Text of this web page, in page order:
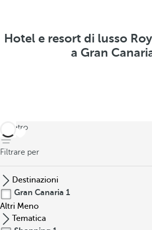
Hotel e resort di lusso
a Gran
indietro
Filtrare per
Destinazioni
Gran Canaria 1
Altri Meno
Tematica